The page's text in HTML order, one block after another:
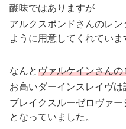
醐味ではありますが
アルクスポンドさんのレ
ように用意してくれていま
なんとヴァルケインさん
お高いダーインスレイヴは
ブレイクスルーゼロヴァ
となっていました。